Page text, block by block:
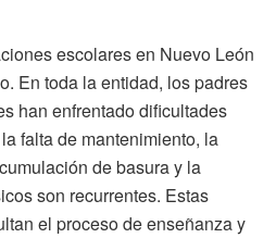
escolares en Nuevo León
En toda la entidad, los padres
han enfrentado dificultades
falta de mantenimiento, la
de basura y la
son recurrentes. Estas
el proceso de enseñanza y